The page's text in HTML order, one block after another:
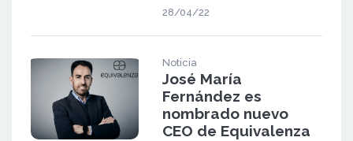
28/04/22
Noticia
José María
Fernández es
nombrado nuevo
CEO de Equivalenza